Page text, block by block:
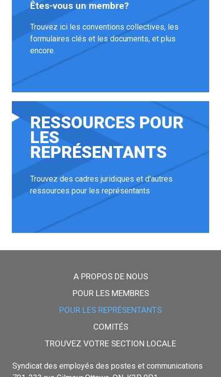
Êtes-vous un membre?
Trouvez ici les conventions collectives, les
formulaires clés et les documents, et plus
encore.
RESSOURCES POUR
LES
REPRÉSENTANTS
Trouvez des cadres juridiques et d'autres
ressources pour les représentants
A PROPOS DE NOUS
POUR LES MEMBRES
POUR LES REPRÉSENTANTS
COMITÉS
TROUVEZ VOTRE SECTION LOCALE
Syndicat des employés des postes et communications